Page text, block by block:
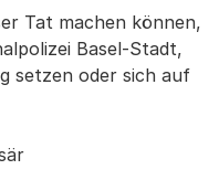
Tat machen können,
Basel-Stadt,
setzen oder sich auf